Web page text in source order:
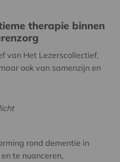
therapie binnen
van Het Lezerscollectief,
ook van samenzijn en
rond dementie in
te nuanceren,